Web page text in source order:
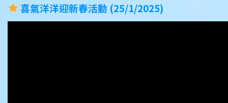
喜氣洋洋迎新春活動 (25/1/2025)